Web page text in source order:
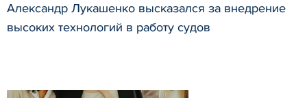
Александр Лукашенко высказался за внедрение
высоких технологий в работу судов